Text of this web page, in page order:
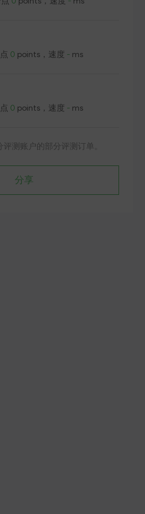
0 points，速度 - ms
0 points，速度 - ms
测账户的部分评测订单。
分享